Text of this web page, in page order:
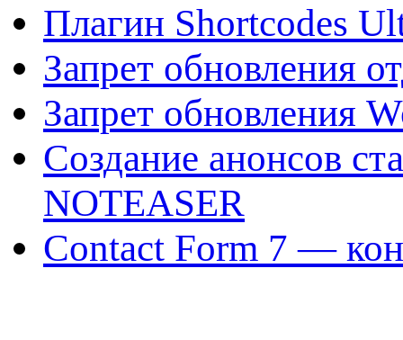
Плагин Shortcodes
Запрет обновления
Запрет обновления
Создание анонсов
NOTEASER
Contact Form 7 —